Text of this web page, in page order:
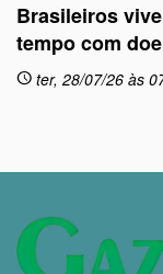
Brasileiros
tempo com
schedule ter, 28/07/26 às